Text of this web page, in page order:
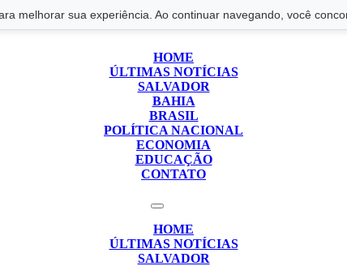
melhorar sua experiência. Ao continuar navegando, você
HOME
ÚLTIMAS NOTÍCIAS
SALVADOR
BAHIA
BRASIL
POLÍTICA NACIONAL
ECONOMIA
EDUCAÇÃO
CONTATO
HOME
ÚLTIMAS NOTÍCIAS
SALVADOR